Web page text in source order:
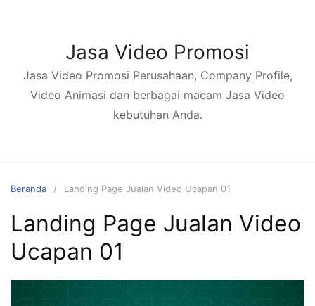
Jasa Video Promosi
Jasa Video Promosi Perusahaan, Company Profile,
Video Animasi dan berbagai macam Jasa Video
kebutuhan Anda.
Beranda Landing Page Jualan Video Ucapan 01
Landing Page Jualan Video
Ucapan 01